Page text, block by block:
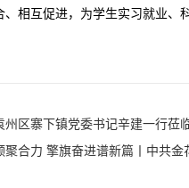
、相互促进，为学生实习就业、
州区寨下镇党委书记辛建一行莅
聚合力 擎旗奋进谱新篇丨中共金